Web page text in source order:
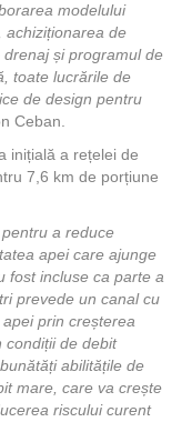
modelului
achiziționarea de
și programul de
toate lucrările de
de design pentru
Ceban.
inițială a rețelei de
7,6 km de porțiune
a reduce
apei care ajunge
fost incluse ca parte a
prevede un canal cu
prin creșterea
condiții de debit
abilitățile de
mare, care va crește
riscului curent